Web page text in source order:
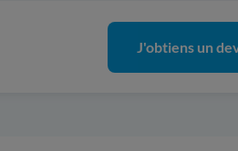
J'obtiens un